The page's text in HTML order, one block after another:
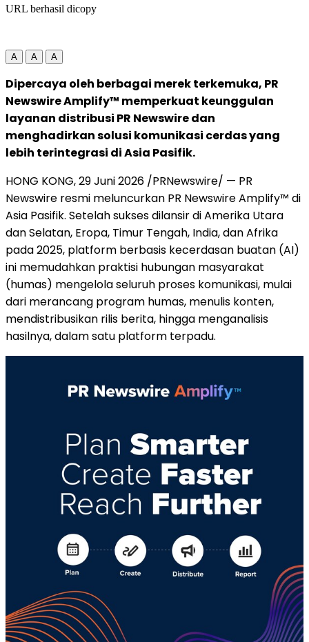
URL berhasil dicopy
A A A
Dipercaya oleh berbagai merek terkemuka, PR
Newswire Amplify™ memperkuat keunggulan
layanan distribusi PR Newswire dan
menghadirkan solusi komunikasi cerdas yang
lebih terintegrasi di Asia Pasifik.
HONG KONG, 29 Juni 2026 /PRNewswire/ — PR
Newswire resmi meluncurkan PR Newswire Amplify™ di
Asia Pasifik. Setelah sukses dilansir di Amerika Utara
dan Selatan, Eropa, Timur Tengah, India, dan Afrika
pada 2025, platform berbasis kecerdasan buatan (AI)
ini memudahkan praktisi hubungan masyarakat
(humas) mengelola seluruh proses komunikasi, mulai
dari merancang program humas, menulis konten,
mendistribusikan rilis berita, hingga menganalisis
hasilnya, dalam satu platform terpadu.